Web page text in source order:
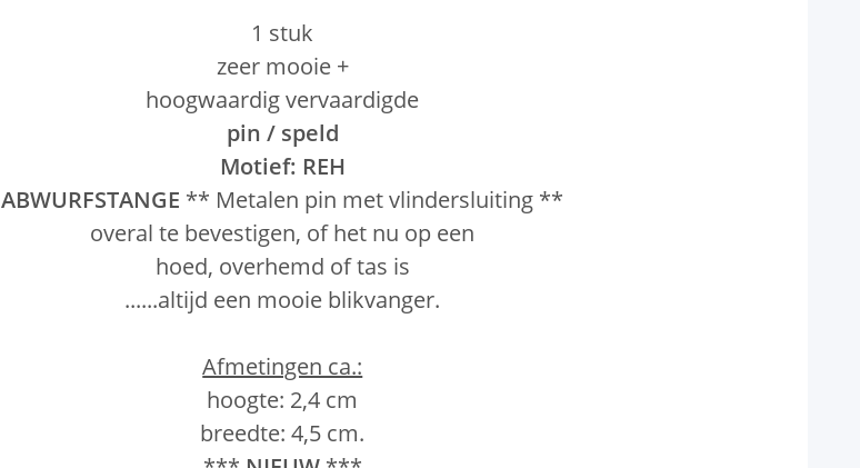
1 stuk
zeer mooie +
hoogwaardig vervaardigde
pin / speld
Motief: REH
ABWURFSTANGE ** Metalen pin met vlindersluiting **
overal te bevestigen, of het nu op een
hoed, overhemd of tas is
......altijd een mooie blikvanger.
Afmetingen ca.:
hoogte: 2,4 cm
breedte: 4,5 cm.